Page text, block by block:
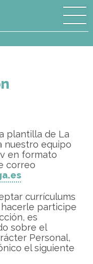
plantilla de La
nuestro equipo
en formato
correo
currículums
participe
es
sobre el
Personal,
el siguiente